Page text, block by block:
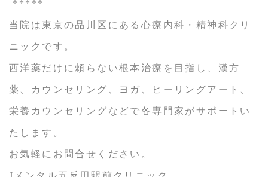
*****
当院は東京の品川区にある心療内科・精神科クリ
ニックです。
西洋薬だけに頼らない根本治療を目指し、漢方
薬、カウンセリング、ヨガ、ヒーリングアート、
栄養カウンセリングなどで各専門家がサポートい
たします。
お気軽にお問合せください。